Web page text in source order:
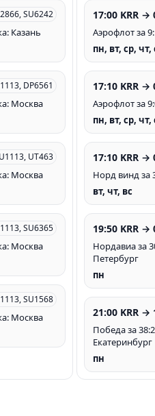
SU6242
Казань
DP6561
Москва
UT463
Москва
SU6365
Москва
SU1568
Москва
17:00 KRR →
Аэрофлот за
пн, вт, ср, чт,
17:10 KRR →
Аэрофлот за
пн, вт, ср, чт,
17:10 KRR →
Норд винд за
вт, чт, вс
19:50 KRR →
Нордавиа за
Петербург
пн
21:00 KRR →
Победа за
Екатеринбург
пн